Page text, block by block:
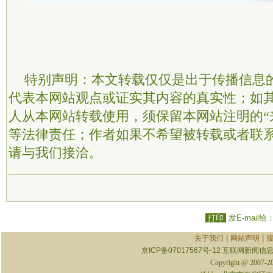
特别声明：本文转载仅仅是出于传播信息
代表本网站观点或证实其内容的真实性；如
人从本网站转载使用，须保留本网站注明的
等法律责任；作者如果不希望被转载或者联
请与我们接洽。
打印 发E-mail给
关于我们 网站声明
京ICP备07017567号-12 互联网新闻信
Copyright @ 2007-